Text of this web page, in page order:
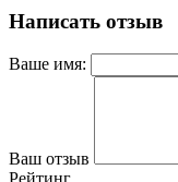
Написать отзыв
Ваше имя:
Ваш отзыв